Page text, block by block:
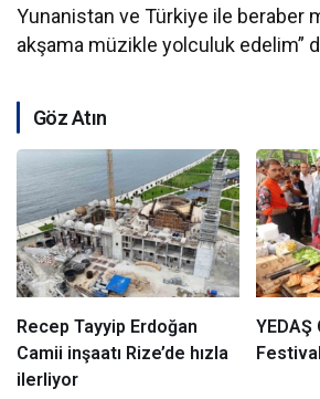
Yunanistan ve Türkiye ile beraber
akşama müzikle yolculuk edelim”
Göz Atın
Recep Tayyip Erdoğan
Camii inşaatı Rize’de hızla
ilerliyor